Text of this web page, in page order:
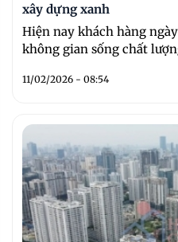
xây dựng xanh
Hiện nay khách hàng
không gian sống chất
11/02/2026 - 08:54